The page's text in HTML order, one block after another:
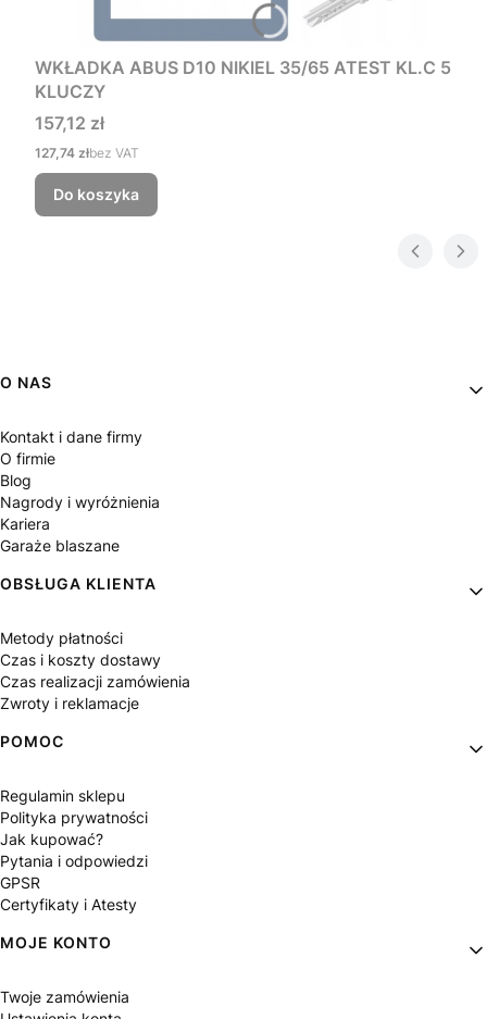
WKŁADKA ABUS D10 NIKIEL 35/65 ATEST KL.C 5
KLUCZY
Cena
157,12 zł
Cena
127,74 złbez VAT
Do koszyka
Linki w stopce
O NAS
Kontakt i dane firmy
O firmie
Blog
Nagrody i wyróżnienia
Kariera
Garaże blaszane
OBSŁUGA KLIENTA
Metody płatności
Czas i koszty dostawy
Czas realizacji zamówienia
Zwroty i reklamacje
POMOC
Regulamin sklepu
Polityka prywatności
Jak kupować?
Pytania i odpowiedzi
GPSR
Certyfikaty i Atesty
MOJE KONTO
Twoje zamówienia